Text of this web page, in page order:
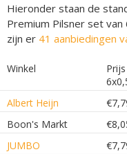
Hieronder staan de
Premium Pilsner set
zijn er 41 aanbiedingen
Winkel
Albert Heijn
Boon's Markt
JUMBO